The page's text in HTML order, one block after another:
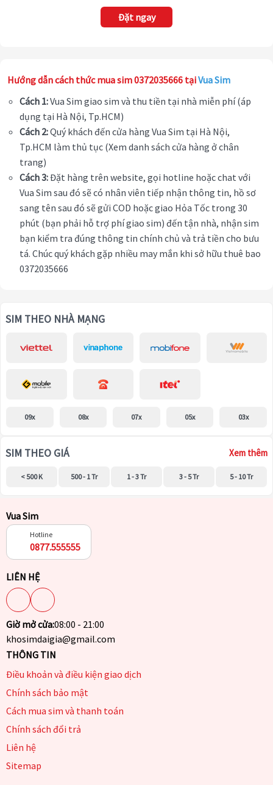
Đặt ngay
Hướng dẫn cách thức mua sim 0372035666 tạiVua Sim
Cách 1:Vua Sim giao sim và thu tiền tại nhà miễn phí (áp
dụng tại Hà Nội, Tp.HCM)
Cách 2:Quý khách đến cửa hàng Vua Sim tại Hà Nội,
Tp.HCM làm thủ tục (Xem danh sách cửa hàng ở chân
trang)
Cách 3:Đặt hàng trên website, gọi hotline hoặc chat với
Vua Sim sau đó sẽ có nhân viên tiếp nhận thông tin, hồ sơ
sang tên sau đó sẽ gửi COD hoặc giao Hỏa Tốc trong 30
phút (bạn phải hỗ trợ phí giao sim) đến tận nhà, nhận sim
bạn kiểm tra đúng thông tin chính chủ và trả tiền cho bưu
tá. Chúc quý khách gặp nhiều may mắn khi sở hữu thuê bao
0372035666
SIM THEO NHÀ MẠNG
09x 08x 07x 05x 03x
SIM THEO GIÁ Xem thêm
< 500 K 500 - 1 Tr 1 - 3 Tr 3 - 5 Tr 5 - 10 Tr
Vua Sim
Hotline
0877.555555
LIÊN HỆ
Giờ mở cửa:08:00 - 21:00
khosimdaigia@gmail.com
THÔNG TIN
Điều khoản và điều kiện giao dịch
Chính sách bảo mật
Cách mua sim và thanh toán
Chính sách đổi trả
Liên hệ
Sitemap